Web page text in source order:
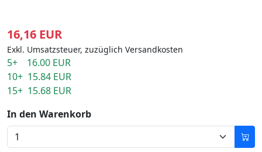
16,16 EUR
Exkl. Umsatzsteuer, zuzüglich Versandkosten
5+ 16.00 EUR
10+ 15.84 EUR
15+ 15.68 EUR
In den Warenkorb